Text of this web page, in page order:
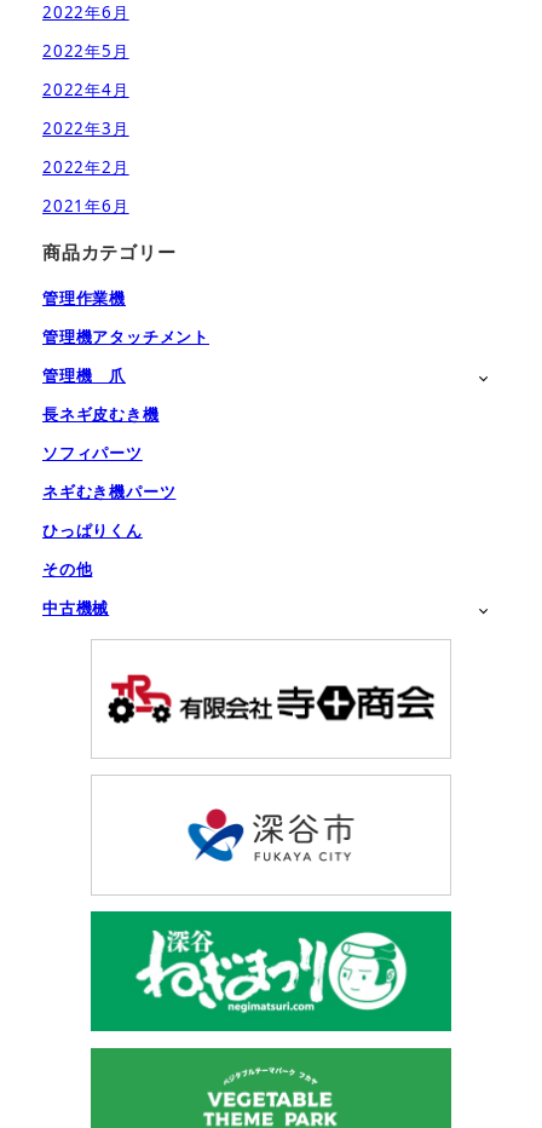
2022年6月
2022年5月
2022年4月
2022年3月
2022年2月
2021年6月
商品カテゴリー
管理作業機
管理機アタッチメント
管理機 爪
長ネギ皮むき機
ソフィパーツ
ネギむき機パーツ
ひっぱりくん
その他
中古機械